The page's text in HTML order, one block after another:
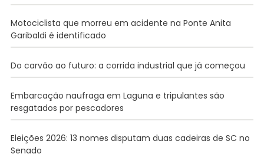
Motociclista que morreu em acidente na Ponte Anita
Garibaldi é identificado
Do carvão ao futuro: a corrida industrial que já começou
Embarcação naufraga em Laguna e tripulantes são
resgatados por pescadores
Eleições 2026: 13 nomes disputam duas cadeiras de SC no
Senado